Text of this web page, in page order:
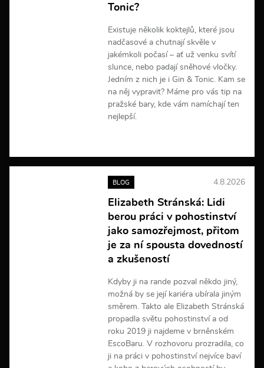
Tonic?
Existuje několik koktejlů, které jsou
nadčasové a chutnají skvěle v
jakémkoli počasí – ať už venku svítí
slunce, nebo padají sněhové vločky.
Jedním z nich je i Gin & Tonic. Kam se
na něj vypravit? Máme pro vás tip na
pražské bary, kde vám namíchají ten
nejlepší.
e
i
f
o
r
a
c
BLOG 4.8.2026
Elizabeth Stránská: Lidi
berou práci v pohostinství
jako samozřejmost, přitom
je za ní spousta dovedností
a zkušeností
Kdyby ji na rande pozval někdo jiný,
možná by se její kariéra ubírala jiným
směrem. Takto ale Elizabeth Stránská
propadla světu pohostinství a od
roku 2019 ji najdeme v brněnském
EscoBaru. V rozhovoru prozradila, co
ji na práci v pohostinství nejvíce baví